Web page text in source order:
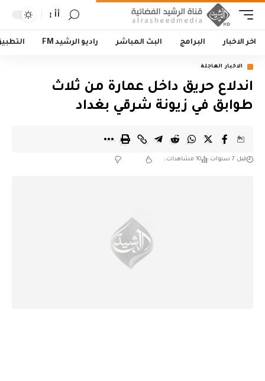
أأ
اخر الاخبار البرامج البث المباشر راديو الرشيد FM
الاخبار العاجلة
اندلاع حريق داخل عمارة من ثلاث
طوابق في زيونة شرقي بغداد
قبل 7 سنوات 10 مشاهدات